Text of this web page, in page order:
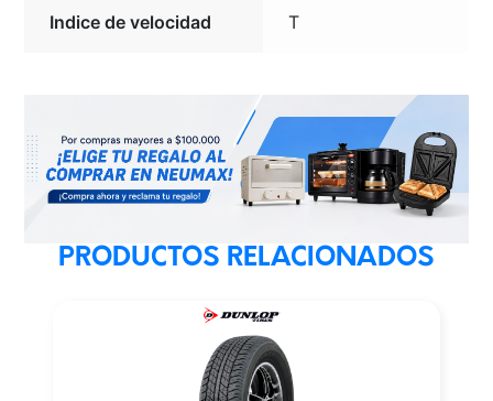
Indice de velocidad T
PRODUCTOS RELACIONADOS